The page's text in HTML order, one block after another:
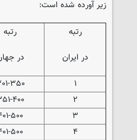
زیر آورده شده‌ است:
رتبه
در ایران
رتبه
در
۱ ۳۰۱-
۲
۳۵۱-
۳
۴۰۱-
۴
۴۰۱-